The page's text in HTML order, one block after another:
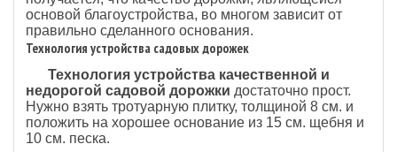
основой благоустройства, во многом зависит от
правильно сделанного основания.
Технология устройства садовых дорожек
Технология устройствакачественной и
недорогой садовой дорожки достаточно прост.
Нужно взять тротуарную плитку, толщиной 8 см. и
положить на хорошее основание из 15 см. щебня и
10 см. песка.